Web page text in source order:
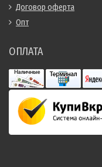
Договор оферта
Опт
ОПЛАТА